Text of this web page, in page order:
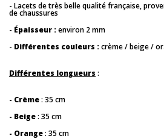
- Lacets de très belle qualité française,
de chaussures
- Épaisseur :environ 2 mm
- Différentes couleurs :crème / beige /
Différentes longueurs :
- Crème: 35 cm
- Beige: 35 cm
- Orange: 35 cm